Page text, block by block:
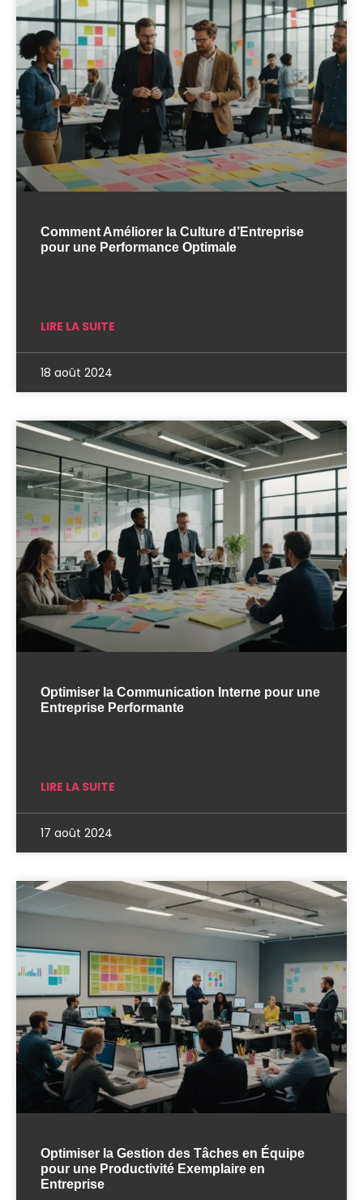
Comment Améliorer la Culture d’Entreprise
pour une Performance Optimale
LIRE LA SUITE
18 août 2024
Optimiser la Communication Interne pour une
Entreprise Performante
LIRE LA SUITE
17 août 2024
Optimiser la Gestion des Tâches en Équipe
pour une Productivité Exemplaire en
Entreprise